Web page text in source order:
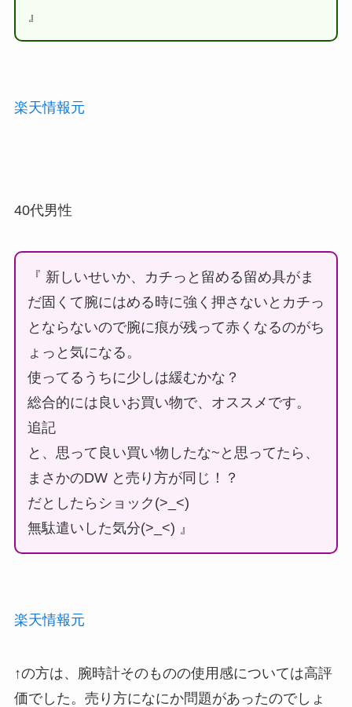
』
楽天情報元
40代男性
『 新しいせいか、カチっと留める留め具がま
だ固くて腕にはめる時に強く押さないとカチっ
とならないので腕に痕が残って赤くなるのがち
ょっと気になる。
使ってるうちに少しは緩むかな？
総合的には良いお買い物で、オススメです。
追記
と、思って良い買い物したな~と思ってたら、
まさかのDW と売り方が同じ！？
だとしたらショック(>_<)
無駄遣いした気分(>_<) 』
楽天情報元
↑の方は、腕時計そのものの使用感については高評
価でした。売り方になにか問題があったのでしょ